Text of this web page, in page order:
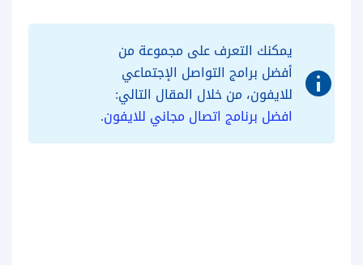
يمكنك التعرف على مجموعة من
أفضل برامج التواصل الإجتماعي
للايفون، من خلال المقال التالي:
افضل برنامج اتصال مجاني للايفون.